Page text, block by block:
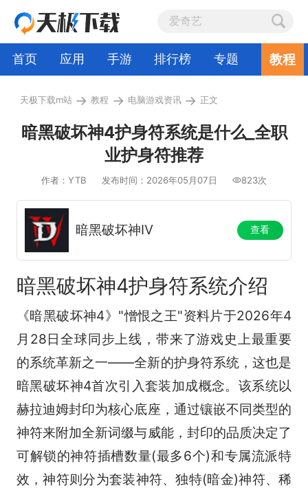
首页 应用 手游 排行榜 专题 教程
天极下载m站 → 教程 → 电脑游戏资讯 → 正文
暗黑破坏神4护身符系统是什么_全职
业护身符推荐
作者：YTB 发布时间：2026年05月07日 823次
暗黑破坏神IV 查看
暗黑破坏神4护身符系统介绍
《暗黑破坏神4》"憎恨之王"资料片于2026年4
月28日全球同步上线，带来了游戏史上最重要
的系统革新之一——全新的护身符系统，这也是
暗黑破坏神4首次引入套装加成概念。该系统以
赫拉迪姆封印为核心底座，通过镶嵌不同类型的
神符来附加全新词缀与威能，封印的品质决定了
可解锁的神符插槽数量(最多6个)和专属流派特
效，神符则分为套装神符、独特(暗金)神符、稀